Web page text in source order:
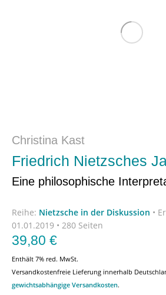
Christina Kast
Friedrich Nietzsches
Eine philosophische
Reihe: Nietzsche in der Diskussion •
01.01.2019 • 280 Seiten
39,80 €
Enthält 7% red. MwSt.
Versandkostenfreie Lieferung innerhalb
gewichtsabhängige Versandkosten.